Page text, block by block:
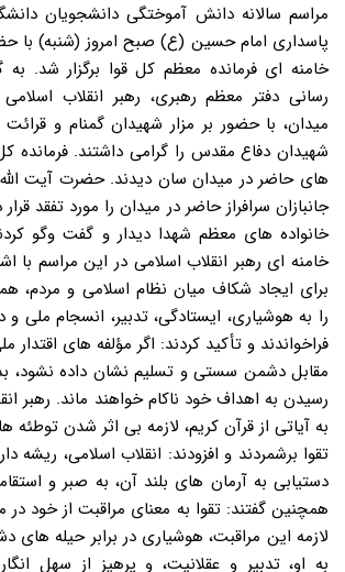
مراسم سالانه دانش آموختگی دانشجویان
پاسداری امام حسین (ع) صبح امروز (شنبه) با
خامنه ای فرمانده معظم کل قوا برگزار شد. به
رسانی دفتر معظم رهبری، رهبر انقلاب
میدان، با حضور بر مزار شهیدان گمنام و قرائت
شهیدان دفاع مقدس را گرامی داشتند. فرمانده
های حاضر در میدان سان دیدند. حضرت آیت
جانبازان سرافراز حاضر در میدان را مورد تفقد
خانواده های معظم شهدا دیدار و گفت وگو
خامنه ای رهبر انقلاب اسلامی در این مراسم با
برای ایجاد شکاف میان نظام اسلامی و مردم،
را به هوشیاری، ایستادگی، تدبیر، انسجام ملی
فراخواندند و تأکید کردند: اگر مؤلفه های
مقابل دشمن سستی و تسلیم نشان داده نشود،
رسیدن به اهداف خود ناکام خواهند ماند. رهبر
به آیاتی از قرآن کریم، لازمه بی اثر شدن توطئه
تقوا برشمردند و افزودند: انقلاب اسلامی، ریشه
دستیابی به آرمان های بلند آن، به صبر و
همچنین گفتند: تقوا به معنای مراقبت از خود
لازمه این مراقبت، هوشیاری در برابر حیله های
به او، تدبیر و عقلانیت، و پرهیز از سهل